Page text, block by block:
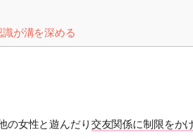
が溝を深める
の女性と遊んだり交友関係に制限をか